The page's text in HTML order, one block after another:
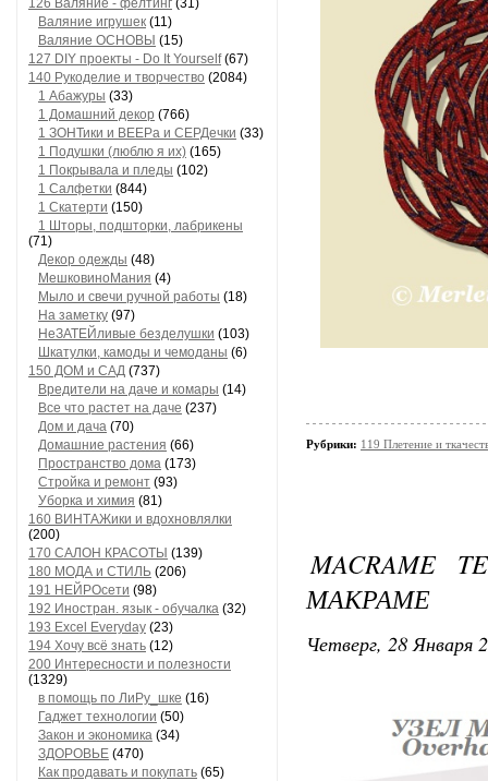
126 Валяние - фелтинг (31)
Валяние игрушек (11)
Валяние ОСНОВЫ (15)
127 DIY проекты - Do It Yourself(67)
140 Рукоделие и творчество (2084)
1 Абажуры (33)
1 Домашний декор (766)
1 ЗОНТики и ВЕЕРа и СЕРДечки (33)
1 Подушки (люблю я их) (165)
1 Покрывала и пледы (102)
1 Салфетки (844)
1 Скатерти (150)
1 Шторы, подшторки, лабрикены
(71)
Декор одежды (48)
МешковиноМания (4)
Мыло и свечи ручной работы (18)
На заметку (97)
НеЗАТЕЙливые безделушки (103)
Шкатулки, камоды и чемоданы (6)
150 ДОМ и САД (737)
Вредители на даче и комары (14)
Все что растет на даче (237)
Дом и дача (70)
Домашние растения (66)
Пространство дома (173)
Стройка и ремонт (93)
Уборка и химия (81)
160 ВИНТАЖики и вдохновлялки
(200)
170 САЛОН КРАСОТЫ (139)
180 МОДА и СТИЛЬ (206)
191 НЕЙРОсети (98)
192 Иностран. язык - обучалка (32)
193 Excel Everyday (23)
194 Хочу всё знать (12)
200 Интересности и полезности
(1329)
в помощь по ЛиРу_шке (16)
Гаджет технологии (50)
Закон и экономика (34)
ЗДОРОВЬЕ (470)
Как продавать и покупать (65)
Рубрики: 119 Плетение и
MACRAME
МАКРАМЕ
Четверг, 28 Января